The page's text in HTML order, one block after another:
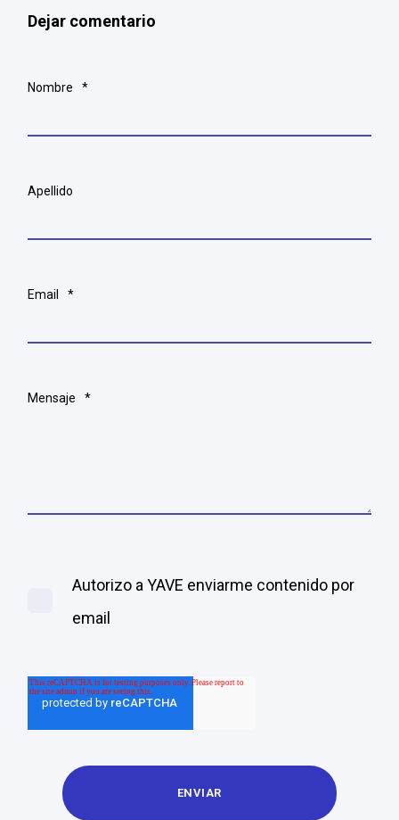
Dejar comentario
Nombre *
Apellido
Email *
Mensaje *
Autorizo a YAVE enviarme contenido por
email